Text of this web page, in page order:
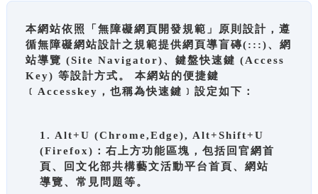
本網站依照「無障礙網頁開發規範」原則設計，遵
循無障礙網站設計之規範提供網頁導盲磚(:::)、網
站導覽 (Site Navigator)、鍵盤快速鍵 (Access
Key) 等設計方式。 本網站的便捷鍵
﹝Accesskey，也稱為快速鍵﹞設定如下：
1. Alt+U (Chrome,Edge), Alt+Shift+U
(Firefox)：右上方功能區塊，包括回官網首
頁、回文化部共構藝文活動平台首頁、網站
導覽、常見問題等。